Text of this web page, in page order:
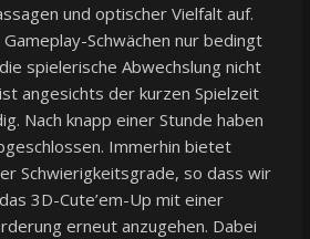
und optischer Vielfalt auf.
Schwächen nur bedingt
spielerische Abwechslung nicht
angesichts der kurzen Spielzeit
Nach knapp einer Stunde haben
Immerhin bietet
Schwierigkeitsgrade, so dass wir
3D-Cute’em-Up mit einer
erneut anzugehen. Dabei